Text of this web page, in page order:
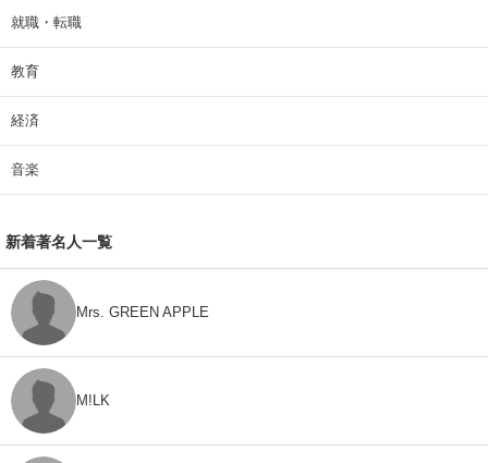
就職・転職
教育
経済
音楽
新着著名人一覧
Mrs. GREEN APPLE
M!LK